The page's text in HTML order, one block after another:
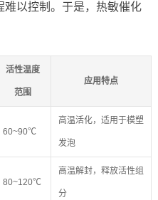
难以控制。于是，热敏催化
活性温度
范围
应用特点
60~90℃
高温活化，适用于模塑
发泡
80~120℃
高温解封，释放活性组
分